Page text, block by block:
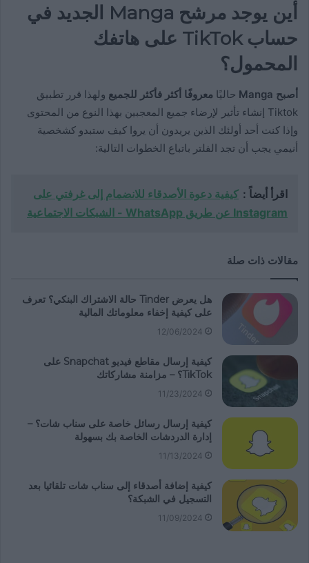
أين يوجد مرشح Manga الجديد في
حساب TikTok على هاتفك
المحمول؟
أصبح Manga حاليًا معروفًا أكثر فأكثر للجميع ولهذا قرر تطبيق
Tiktok إنشاء تأثير لإرضاء جميع المعجبين بهذا النوع من المحتوى
وإذا كنت أحد أولئك الذين يريدون أن يروا كيف ستبدو كشخصية
أنيمي يجب أن تجد الفلتر باتباع الخطوات التالية:
اقرأ أيضاً : كيفية دعوة الأصدقاء للانضمام إلى غرفتي على
Instagram عن طريق WhatsApp - الشبكات الاجتماعية
مقالات ذات صلة
هل يعرض Tinder حالة الاشتراك البنكي؟ تعرف
على كيفية إخفاء معلوماتك المالية
12/06/2024
كيفية إرسال مقاطع فيديو Snapchat على
TikTok؟ – مزامنة مشاركاتك
11/23/2024
كيفية إرسال رسائل خاصة على سناب شات؟ –
إدارة الدردشات الخاصة بك بسهولة
11/13/2024
كيفية إضافة أصدقاء إلى سناب شات تلقائيا بعد
التسجيل في الشبكة؟
11/09/2024